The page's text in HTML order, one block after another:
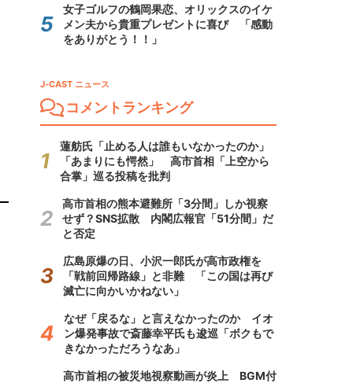
女子ゴルフの鶴岡果恋、オリックスのイケ
メン夫から貴重プレゼントに喜び 「感動
をありがとう！！」
J-CAST ニュース
コメントランキング
蓮舫氏「止める人は誰もいなかったのか」
「あまりにも愕然」 高市首相「上空から
合掌」巡る投稿を批判
高市首相の熊本避難所「3分間」しか視察
せず？SNS拡散 内閣広報官「51分間」だ
と否定
広島原爆の日、小沢一郎氏が高市政権を
「戦前回帰路線」と非難 「この国は再び
滅亡に向かいかねない」
なぜ「戻るな」と言えなかったのか イオ
ン爆発事故で斎藤幸平氏も逡巡「ボクもで
きなかっただろうなあ」
高市首相の被災地視察動画が炎上 BGM付